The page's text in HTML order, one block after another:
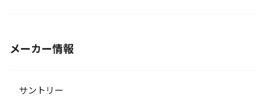
メーカー情報
サントリー